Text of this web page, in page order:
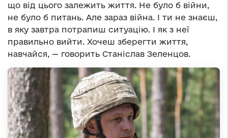
що від цього залежить життя. Не було б війни,
не було б питань. Але зараз війна. І ти не знаєш,
в яку завтра потрапиш ситуацію. І як з неї
правильно вийти. Хочеш зберегти життя,
навчайся, — говорить Станіслав Зеленцов.